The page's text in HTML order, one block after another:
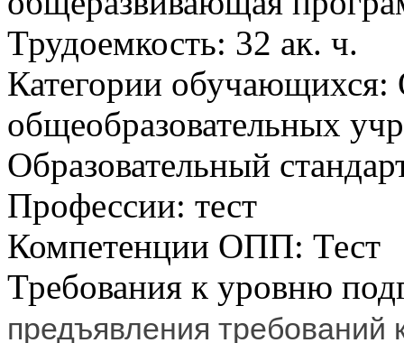
Трудоемкость: 32 ак. ч.
Категории обучающихся:
общеобразовательных
Образовательный
Профессии: тест
Компетенции ОПП: Тест
Требования к уровню
предъявления требований